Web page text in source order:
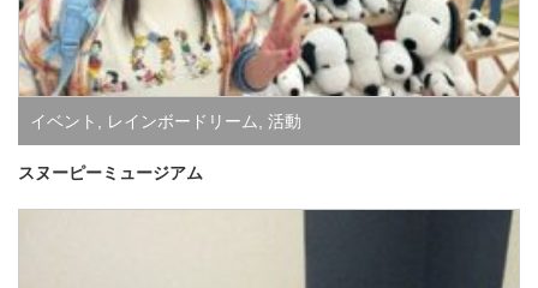
イベント , レインボードリーム, 活動
スヌーピーミュージアム